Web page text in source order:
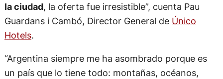
la ciudad, la oferta fue irresistible”, cuenta Pau
Guardans i Cambó, Director General de Único
Hotels.
“Argentina siempre me ha asombrado porque es
un país que lo tiene todo: montañas, océanos,